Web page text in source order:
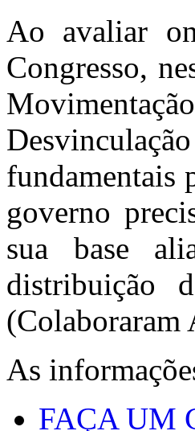
Ao avaliar
Congresso,
fundamentais
governo
sua base
distribuição
(Colaboraram
As
FAÇA UM